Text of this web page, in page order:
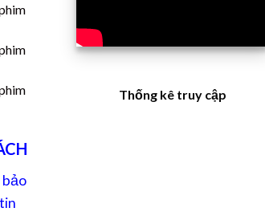
bảo
Thống kê truy cập